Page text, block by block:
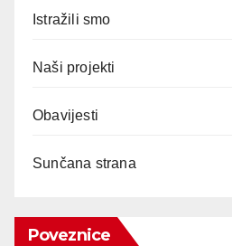
Istražili smo
Naši projekti
Obavijesti
Sunčana strana
Poveznice